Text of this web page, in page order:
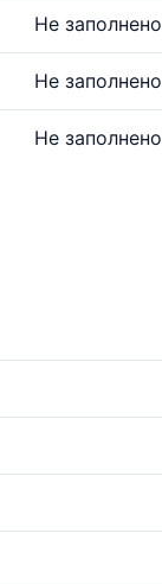
Не заполнено
Не заполнено
Не заполнено